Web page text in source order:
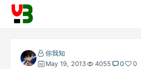
你我知
May 19, 2013
4055 0 0